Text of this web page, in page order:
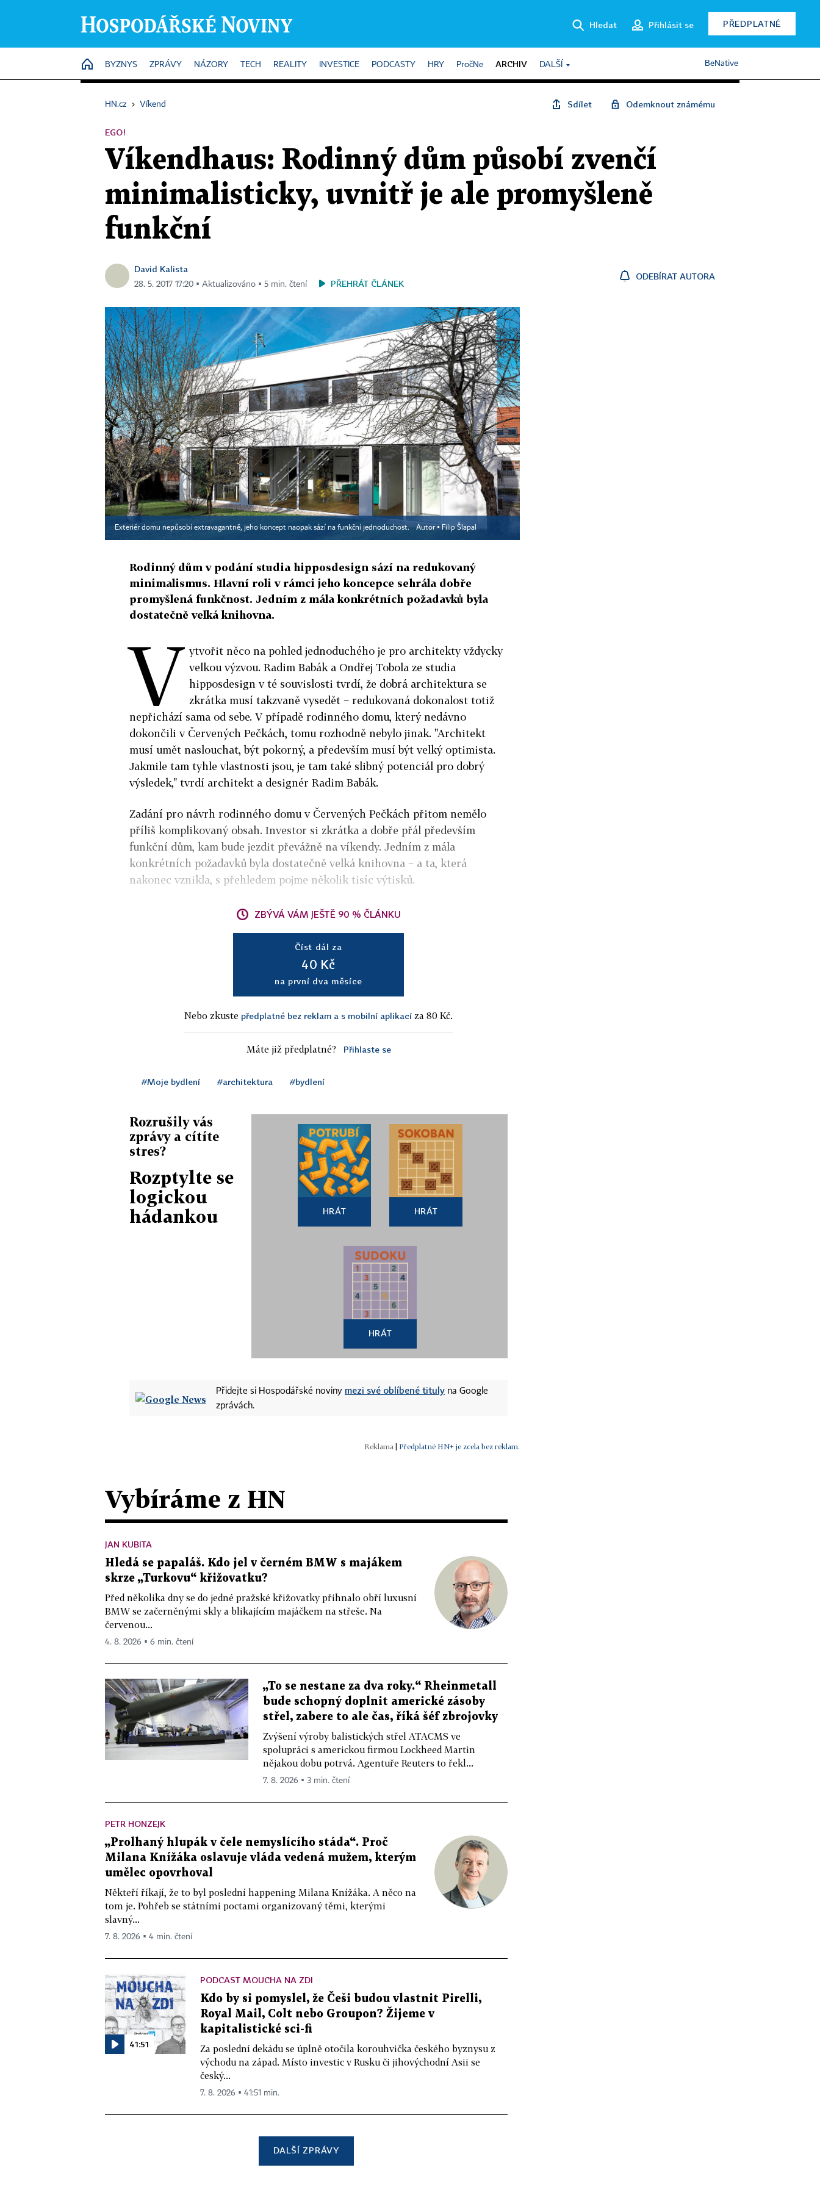
Hledat Přihlásit se PŘEDPLATNÉ
HOME
BYZNYS ZPRÁVY NÁZORY TECH REALITY INVESTICE PODCASTY HRY PročNe ARCHIV DALŠÍ BeNative
HN.cz › Víkend Sdílet Odemknout známému
EGO!
Víkendhaus: Rodinný dům působí zvenčí
minimalisticky, uvnitř je ale promyšleně
funkční
David Kalista
28. 5. 2017 17:20 ▪ Aktualizováno ▪ 5 min. čtení PŘEHRÁT ČLÁNEK
ODEBÍRAT AUTORA
Exteriér domu nepůsobí extravagantně, jeho koncept naopak sází na funkční jednoduchost. Autor ▪ Filip Šlapal
Rodinný dům v podání studia hipposdesign sází na redukovaný
minimalismus. Hlavní roli v rámci jeho koncepce sehrála dobře
promyšlená funkčnost. Jedním z mála konkrétních požadavků byla
dostatečně velká knihovna.
V ytvořit něco na pohled jednoduchého je pro architekty vždycky
velkou výzvou. Radim Babák a Ondřej Tobola ze studia
hipposdesign v té souvislosti tvrdí, že dobrá architektura se
zkrátka musí takzvaně vysedět − redukovaná dokonalost totiž
nepřichází sama od sebe. V případě rodinného domu, který nedávno
dokončili v Červených Pečkách, tomu rozhodně nebylo jinak. "Architekt
musí umět naslouchat, být pokorný, a především musí být velký optimista.
Jakmile tam tyhle vlastnosti jsou, je tam také slibný potenciál pro dobrý
výsledek," tvrdí architekt a designér Radim Babák.
Zadání pro návrh rodinného domu v Červených Pečkách přitom nemělo
příliš komplikovaný obsah. Investor si zkrátka a dobře přál především
funkční dům, kam bude jezdit převážně na víkendy. Jedním z mála
konkrétních požadavků byla dostatečně velká knihovna − a ta, která
nakonec vznikla, s přehledem pojme několik tisíc výtisků.
ZBÝVÁ VÁM JEŠTĚ 90 % ČLÁNKU
Číst dál za
40 Kč
na první dva měsíce
Nebo zkuste předplatné bez reklam a s mobilní aplikací za 80 Kč.
Máte již předplatné? Přihlaste se
#Moje bydlení #architektura #bydlení
Rozrušily vás
zprávy a cítíte
stres?
Rozptylte se
logickou
hádankou
HRÁT HRÁT
HRÁT
Přidejte si Hospodářské noviny mezi své oblíbené tituly na Google
zprávách.
Předplatné HN+ je zcela bez reklam.
Vybíráme z HN
JAN KUBITA
Hledá se papaláš. Kdo jel v černém BMW s majákem
skrze „Turkovu“ křižovatku?
Před několika dny se do jedné pražské křižovatky přihnalo obří luxusní
BMW se začerněnými skly a blikajícím majáčkem na střeše. Na
červenou...
4. 8. 2026 ▪ 6 min. čtení
„To se nestane za dva roky.“ Rheinmetall
bude schopný doplnit americké zásoby
střel, zabere to ale čas, říká šéf zbrojovky
Zvýšení výroby balistických střel ATACMS ve
spolupráci s americkou firmou Lockheed Martin
nějakou dobu potrvá. Agentuře Reuters to řekl...
7. 8. 2026 ▪ 3 min. čtení
PETR HONZEJK
„Prolhaný hlupák v čele nemyslícího stáda“. Proč
Milana Knížáka oslavuje vláda vedená mužem, kterým
umělec opovrhoval
Někteří říkají, že to byl poslední happening Milana Knížáka. A něco na
tom je. Pohřeb se státními poctami organizovaný těmi, kterými
slavný...
7. 8. 2026 ▪ 4 min. čtení
41:51
PODCAST MOUCHA NA ZDI
Kdo by si pomyslel, že Češi budou vlastnit Pirelli,
Royal Mail, Colt nebo Groupon? Žijeme v
kapitalistické sci-fi
Za poslední dekádu se úplně otočila korouhvička českého byznysu z
východu na západ. Místo investic v Rusku či jihovýchodní Asii se
český...
7. 8. 2026 ▪ 41:51 min.
DALŠÍ ZPRÁVY